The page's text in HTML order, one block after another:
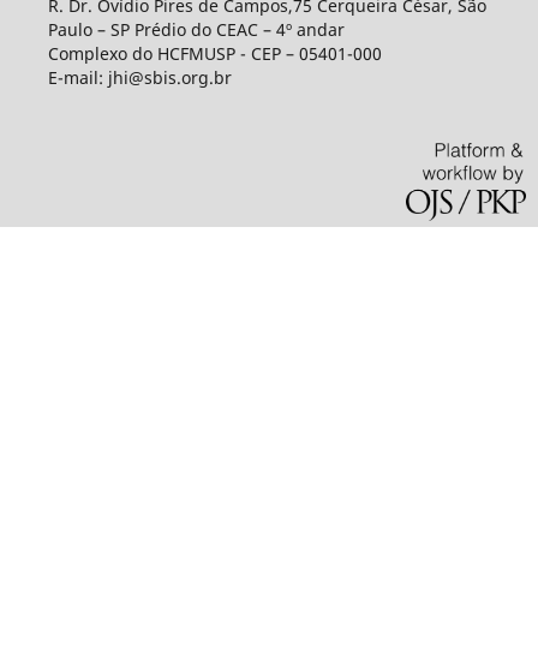
R. Dr. Ovídio Pires de Campos,75 Cerqueira César, São
Paulo – SP Prédio do CEAC – 4º andar
Complexo do HCFMUSP - CEP – 05401-000
E-mail: jhi@sbis.org.br